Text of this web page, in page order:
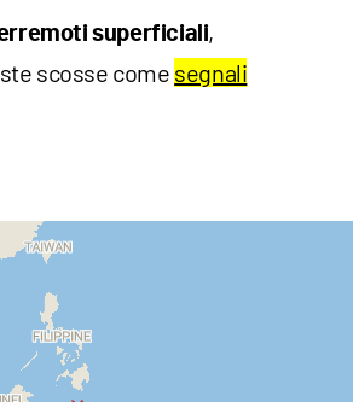
superficiali,
scosse come segnali